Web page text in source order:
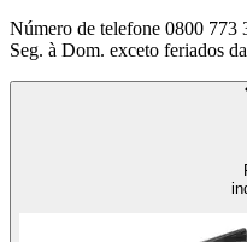
Número de telefone 0800 773
Seg. à Dom. exceto feriados